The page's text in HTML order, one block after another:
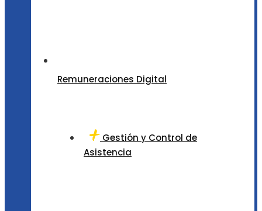
Remuneraciones Digital
Gestión y Control de
Asistencia